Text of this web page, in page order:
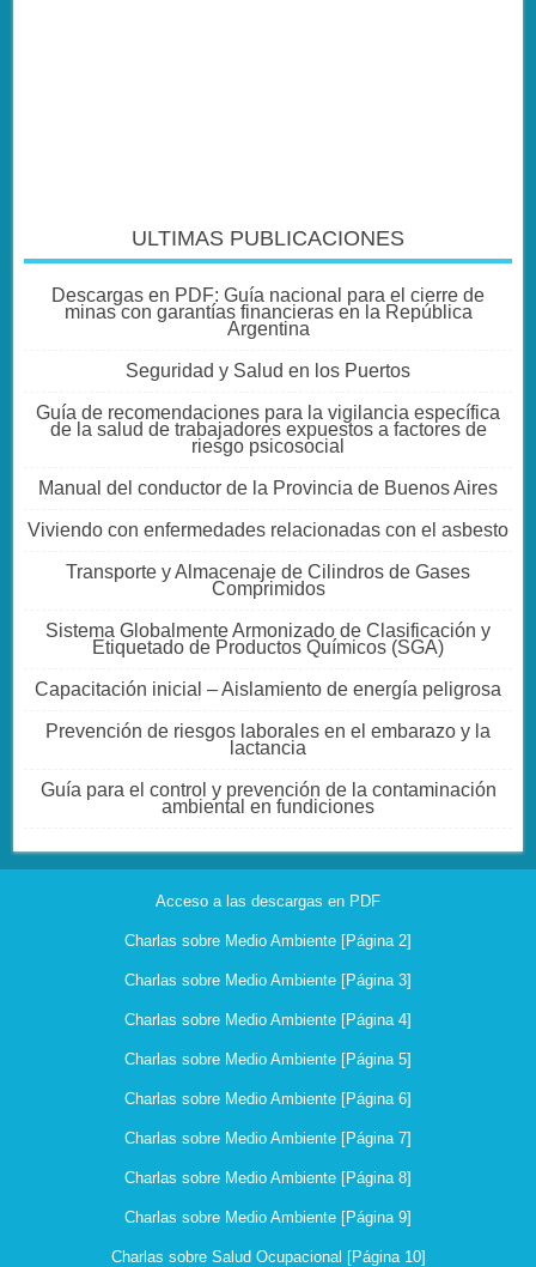
ULTIMAS PUBLICACIONES
Descargas en PDF: Guía nacional para el cierre de
minas con garantías financieras en la República
Argentina
Seguridad y Salud en los Puertos
Guía de recomendaciones para la vigilancia específica
de la salud de trabajadores expuestos a factores de
riesgo psicosocial
Manual del conductor de la Provincia de Buenos Aires
Viviendo con enfermedades relacionadas con el asbesto
Transporte y Almacenaje de Cilindros de Gases
Comprimidos
Sistema Globalmente Armonizado de Clasificación y
Etiquetado de Productos Químicos (SGA)
Capacitación inicial – Aislamiento de energía peligrosa
Prevención de riesgos laborales en el embarazo y la
lactancia
Guía para el control y prevención de la contaminación
ambiental en fundiciones
Acceso a las descargas en PDF
Charlas sobre Medio Ambiente [Página 2]
Charlas sobre Medio Ambiente [Página 3]
Charlas sobre Medio Ambiente [Página 4]
Charlas sobre Medio Ambiente [Página 5]
Charlas sobre Medio Ambiente [Página 6]
Charlas sobre Medio Ambiente [Página 7]
Charlas sobre Medio Ambiente [Página 8]
Charlas sobre Medio Ambiente [Página 9]
Charlas sobre Salud Ocupacional [Página 10]